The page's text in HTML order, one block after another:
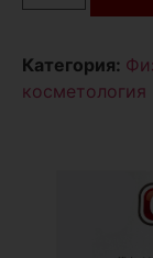
Категория:
косметология